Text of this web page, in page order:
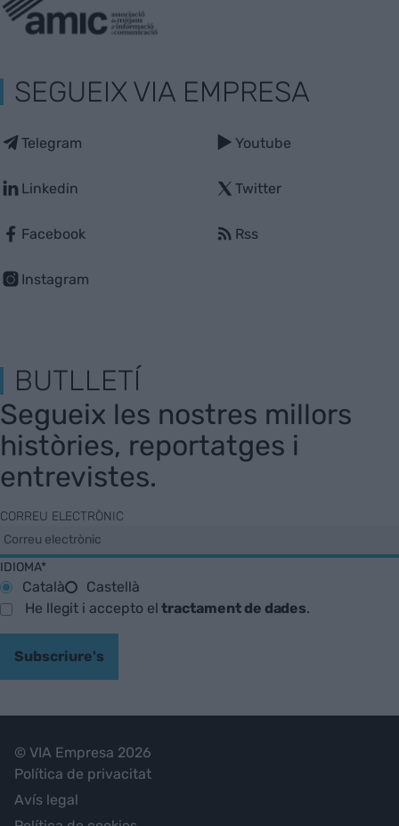
SEGUEIX VIA EMPRESA
Telegram
Linkedin
Facebook
Instagram
Youtube
Twitter
Rss
BUTLLETÍ
Segueix les nostres millors
històries, reportatges i
entrevistes.
CORREU ELECTRÒNIC
IDIOMA*
Català
Castellà
He llegit i accepto eltractament de dades.
Subscriure's
© VIA Empresa 2026
Política de privacitat
Avís legal